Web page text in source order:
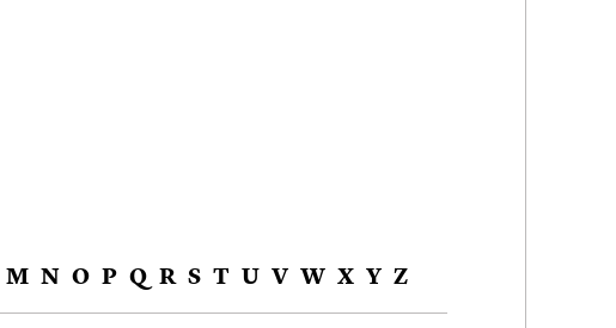
M N O P Q R S T U V W X Y Z